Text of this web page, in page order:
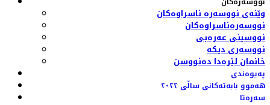
وێنەی نووسەرە ناسراوەکان
نووسەرەناسراوەکان
نووسینی عەرەبی
نووسەری دیکە
خانمان لێرەدا دەنووسن
پەیوەندی
هەموو بابەتەکانی ساڵی ٢٠٢٢
سەرەتا